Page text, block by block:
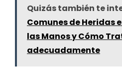
Quizás también te
Comunes de Heridas
las Manos y Cómo
adecuadamente